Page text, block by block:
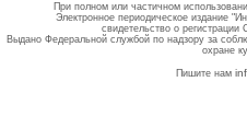
При полном или частичном
Электронное периодическое издание
свидетельство о
Выдано Федеральной службой по надзору за
охране
Пишите нам